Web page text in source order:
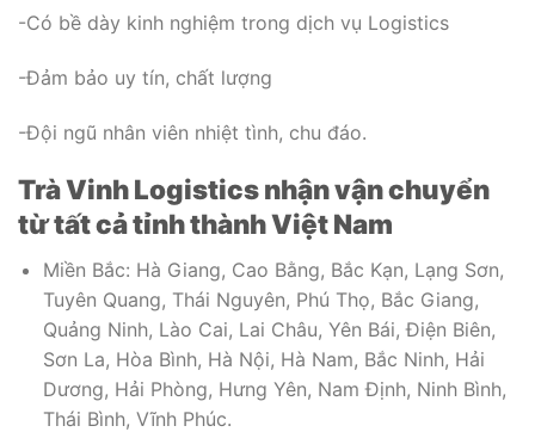
-Có bề dày kinh nghiệm trong dịch vụ Logistics
-Đảm bảo uy tín, chất lượng
-Đội ngũ nhân viên nhiệt tình, chu đáo.
Trà Vinh Logistics nhận vận chuyển
từ tất cả tỉnh thành Việt Nam
Miền Bắc: Hà Giang, Cao Bằng, Bắc Kạn, Lạng Sơn,
Tuyên Quang, Thái Nguyên, Phú Thọ, Bắc Giang,
Quảng Ninh, Lào Cai, Lai Châu, Yên Bái, Điện Biên,
Sơn La, Hòa Bình, Hà Nội, Hà Nam, Bắc Ninh, Hải
Dương, Hải Phòng, Hưng Yên, Nam Định, Ninh Bình,
Thái Bình, Vĩnh Phúc.